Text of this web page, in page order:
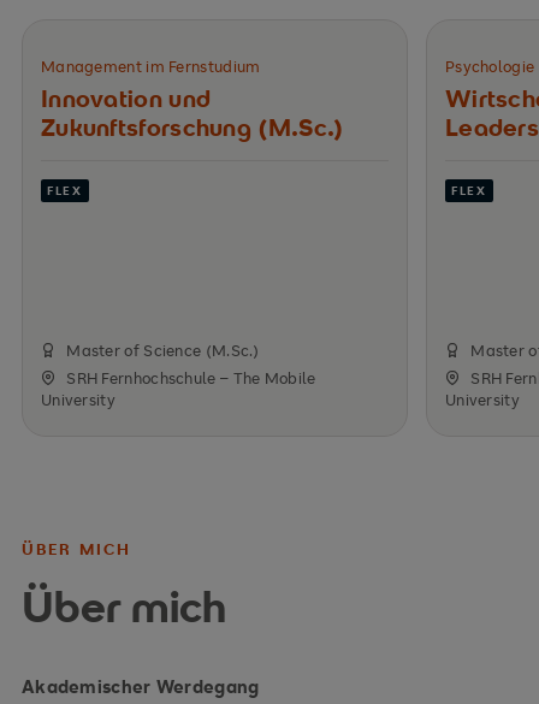
Management im Fernstudium
Innovation und
Zukunftsforschung (M.Sc.)
FLEX
Master of Science (M.Sc.)
SRH Fernhochschule – The Mobile
University
FLEX
Master
SRH
University
ÜBER MICH
Über mich
Akademischer Werdegang